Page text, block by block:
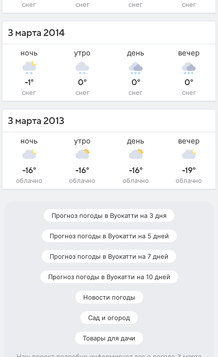
снег снег снег снег
3 марта 2014
ночь
-1°
снег
утро
0°
снег
день
0°
снег
вечер
0°
снег
3 марта 2013
ночь
-16°
облачно
утро
-16°
облачно
день
-16°
облачно
вечер
-19°
облачно
Прогноз погоды в Вуокатти на 3 дня
Прогноз погоды в Вуокатти на 5 дней
Прогноз погоды в Вуокатти на 7 дней
Прогноз погоды в Вуокатти на 10 дней
Новости погоды
Сад и огород
Товары для дачи